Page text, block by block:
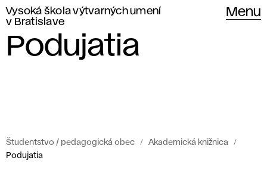
Vysoká škola výtvarných umení
v Bratislave
Menu
Podujatia
Študentstvo / pedagogická obec
Akademická knižnica
Podujatia